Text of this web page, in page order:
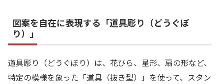
図案を自在に表現する「道具彫り（どうぐぼ
り）」
道具彫り（どうぐぼり）は、花びら、星形、扇の形など、
特定の模様を象った「道具（抜き型）」を使って、スタン